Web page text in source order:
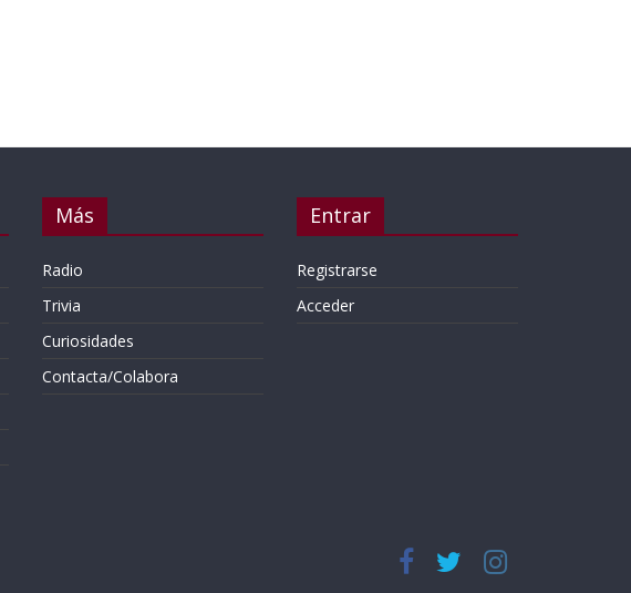
Más
Radio
Trivia
Curiosidades
Contacta/Colabora
Entrar
Registrarse
Acceder